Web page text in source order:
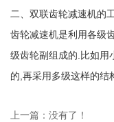
二、双联齿轮减速机的
齿轮减速机是利用各级
级齿轮副组成的.比如用
的,再采用多级这样的结
上一篇：没有了！